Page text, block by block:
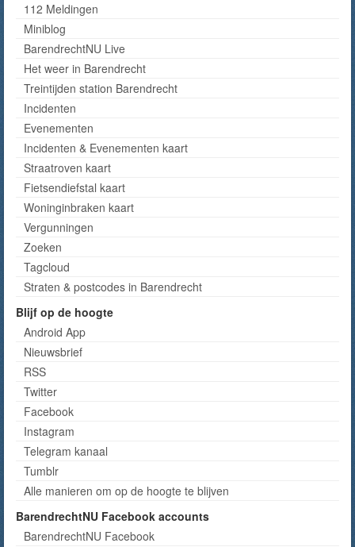
112 Meldingen
Miniblog
BarendrechtNU Live
Het weer in Barendrecht
Treintijden station Barendrecht
Incidenten
Evenementen
Incidenten & Evenementen kaart
Straatroven kaart
Fietsendiefstal kaart
Woninginbraken kaart
Vergunningen
Zoeken
Tagcloud
Straten & postcodes in Barendrecht
Blijf op de hoogte
Android App
Nieuwsbrief
RSS
Twitter
Facebook
Instagram
Telegram kanaal
Tumblr
Alle manieren om op de hoogte te blijven
BarendrechtNU Facebook accounts
BarendrechtNU Facebook